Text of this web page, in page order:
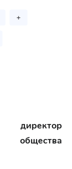
+
общества